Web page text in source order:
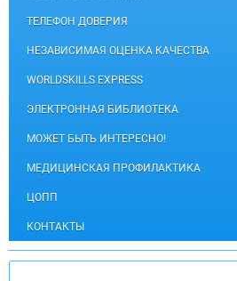
ТЕЛЕФОН ДОВЕРИЯ
НЕЗАВИСИМАЯ ОЦЕНКА КАЧЕСТВА
WORLDSKILLS EXPRESS
ЭЛЕКТРОННАЯ БИБЛИОТЕКА
МОЖЕТ БЫТЬ ИНТЕРЕСНО!
МЕДИЦИНСКАЯ ПРОФИЛАКТИКА
ЦОПП
КОНТАКТЫ